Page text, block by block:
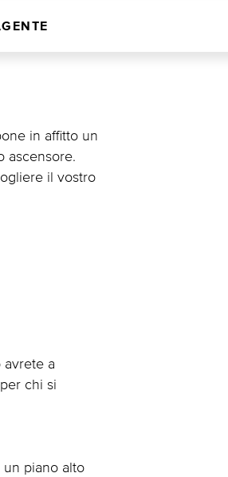
in affitto un
ascensore.
il vostro
avrete a
chi si
piano alto